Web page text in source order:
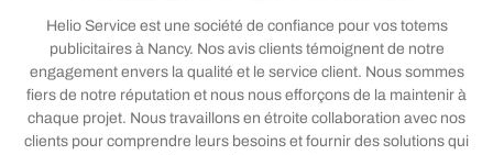
Helio Service est une société de confiance pour vos totems
publicitaires à Nancy. Nos avis clients témoignent de notre
engagement envers la qualité et le service client. Nous sommes
fiers de notre réputation et nous nous efforçons de la maintenir à
chaque projet. Nous travaillons en étroite collaboration avec nos
clients pour comprendre leurs besoins et fournir des solutions qui